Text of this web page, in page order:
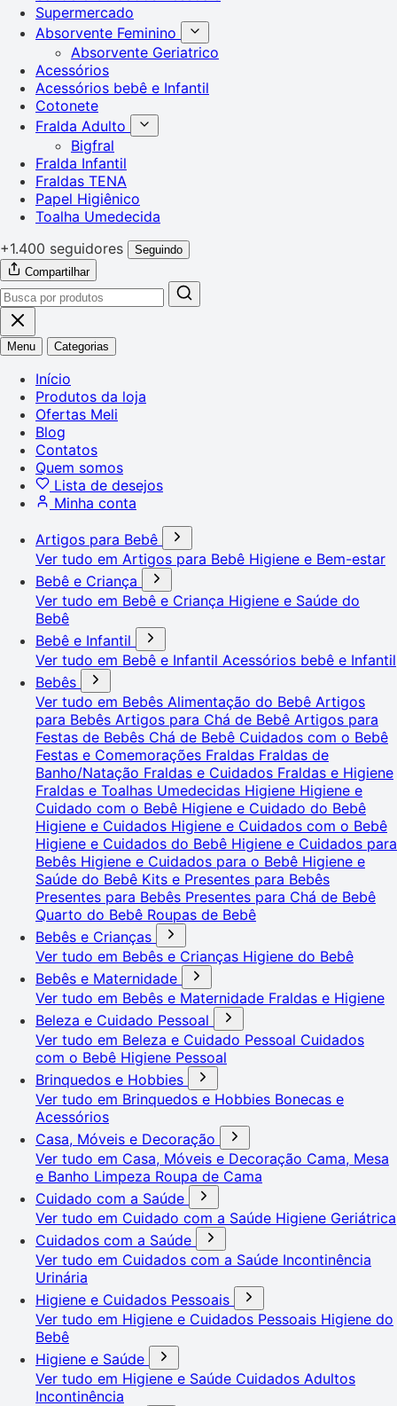
Supermercado
Absorvente Feminino
Absorvente Geriatrico
Acessórios
Acessórios bebê e Infantil
Cotonete
Fralda Adulto
Bigfral
Fralda Infantil
Fraldas TENA
Papel Higiênico
Toalha Umedecida
+1.400 seguidores
Seguindo
Compartilhar
Menu Categorias
Início
Produtos da loja
Ofertas Meli
Blog
Contatos
Quem somos
Lista de desejos
Minha conta
Artigos para Bebê
Ver tudo em Artigos para Bebê Higiene e Bem-estar
Bebê e Criança
Ver tudo em Bebê e Criança Higiene e Saúde do
Bebê
Bebê e Infantil
Ver tudo em Bebê e Infantil Acessórios bebê e Infantil
Bebês
Ver tudo em Bebês Alimentação do Bebê Artigos
para Bebês Artigos para Chá de Bebê Artigos para
Festas de Bebês Chá de Bebê Cuidados com o Bebê
Festas e Comemorações Fraldas Fraldas de
Banho/Natação Fraldas e Cuidados Fraldas e Higiene
Fraldas e Toalhas Umedecidas Higiene Higiene e
Cuidado com o Bebê Higiene e Cuidado do Bebê
Higiene e Cuidados Higiene e Cuidados com o Bebê
Higiene e Cuidados do Bebê Higiene e Cuidados para
Bebês Higiene e Cuidados para o Bebê Higiene e
Saúde do Bebê Kits e Presentes para Bebês
Presentes para Bebês Presentes para Chá de Bebê
Quarto do Bebê Roupas de Bebê
Bebês e Crianças
Ver tudo em Bebês e Crianças Higiene do Bebê
Bebês e Maternidade
Ver tudo em Bebês e Maternidade Fraldas e Higiene
Beleza e Cuidado Pessoal
Ver tudo em Beleza e Cuidado Pessoal Cuidados
com o Bebê Higiene Pessoal
Brinquedos e Hobbies
Ver tudo em Brinquedos e Hobbies Bonecas e
Acessórios
Casa, Móveis e Decoração
Ver tudo em Casa, Móveis e Decoração Cama, Mesa
e Banho Limpeza Roupa de Cama
Cuidado com a Saúde
Ver tudo em Cuidado com a Saúde Higiene Geriátrica
Cuidados com a Saúde
Ver tudo em Cuidados com a Saúde Incontinência
Urinária
Higiene e Cuidados Pessoais
Ver tudo em Higiene e Cuidados Pessoais Higiene do
Bebê
Higiene e Saúde
Ver tudo em Higiene e Saúde Cuidados Adultos
Incontinência